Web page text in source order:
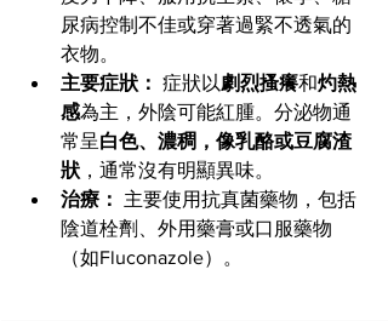
尿病控制不佳或穿著過緊不透氣的
衣物。
主要症狀： 症狀以劇烈搔癢和灼熱
感為主，外陰可能紅腫。分泌物通
常呈白色、濃稠，像乳酪或豆腐渣
狀 ，通常沒有明顯異味。
治療：
主要使用抗真菌藥物，包括
陰道栓劑、外用藥膏或口服藥物
（如Fluconazole）。